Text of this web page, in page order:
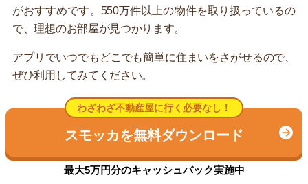
がおすすめです。550万件以上の物件を取り扱っているの
で、理想のお部屋が見つかります。
アプリでいつでもどこでも簡単に住まいをさがせるので、
ぜひ利用してみてください。
わざわざ不動産屋に行く必要なし！
スモッカを無料ダウンロード
最大5万円分のキャッシュバック実施中